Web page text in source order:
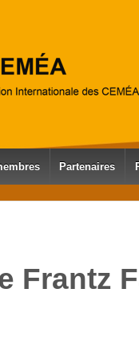
Partenaires
Frantz